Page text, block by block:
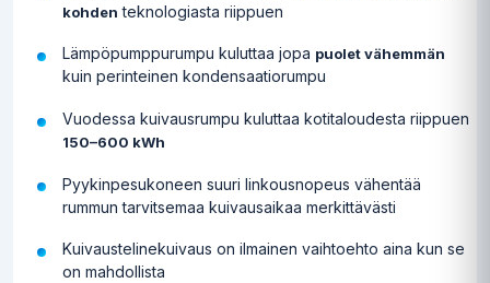
kohden teknologiasta riippuen
Lämpöpumppurumpu kuluttaa jopa puolet vähemmän
kuin perinteinen kondensaatiorumpu
Vuodessa kuivausrumpu kuluttaa kotitaloudesta riippuen
150–600 kWh
Pyykinpesukoneen suuri linkousnopeus vähentää
rummun tarvitsemaa kuivausaikaa merkittävästi
Kuivaustelinekuivaus on ilmainen vaihtoehto aina kun se
on mahdollista